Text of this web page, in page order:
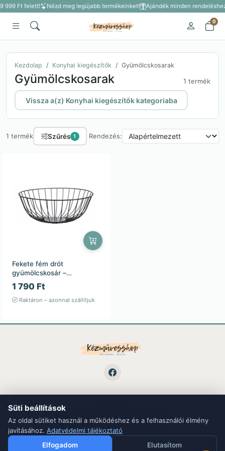
999 Ft felett! Nézd meg legújabb termékeinket! Ajándék minden
0
Kezdolap Konyhai kiegészítők Gyümölcskosarak
Gyümölcskosarak 1 termék
Vissza a(z) Konyhai kiegészítők kategoriaba
1 termék Szűrés 1 Rendezés:
Fekete fém drót
gyümölcskosár –
27×27×10,3 cm
1 790 Ft
Raktáron – azonnal szállítjuk
ÁSZFAdatvédelemKapcsolatBlog
Süti beállítások
Az oldal sütiket használ a működéshez és a felhasználói élmény
javításához. Adatvédelmi tájékoztató
Elutasítom
Elfogadom